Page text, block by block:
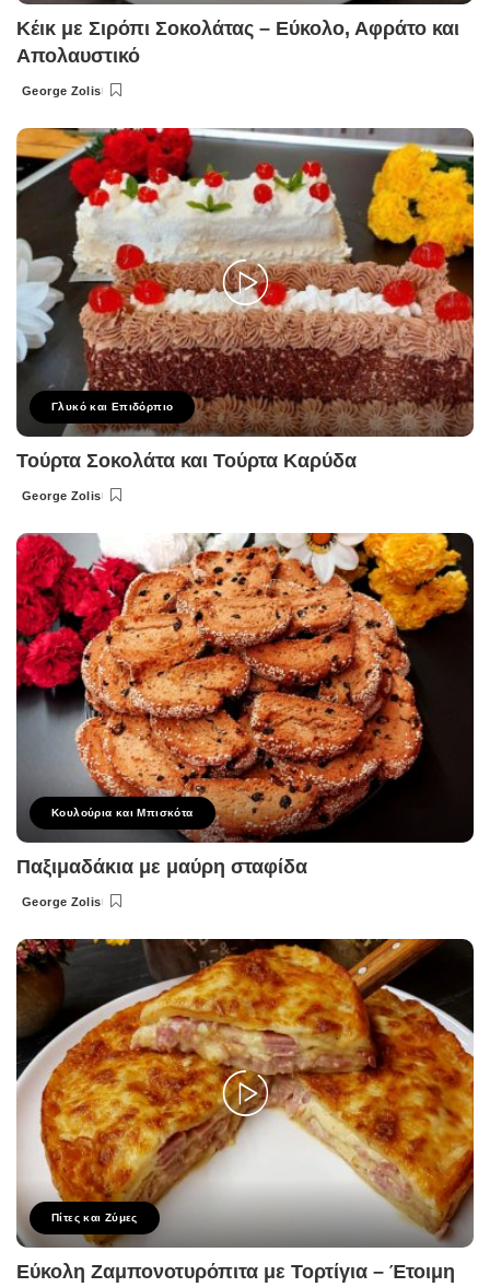
Κέικ με Σιρόπι Σοκολάτας – Εύκολο, Αφράτο και
Απολαυστικό
Posted
George Zolis
Γλυκό και Επιδόρπιο
Τούρτα Σοκολάτα και Τούρτα Καρύδα
Posted
George Zolis
Κουλούρια και Μπισκότα
Παξιμαδάκια με μαύρη σταφίδα
Posted
George Zolis
Πίτες και Ζύμες
Εύκολη Ζαμπονοτυρόπιτα με Τορτίγια – Έτοιμη